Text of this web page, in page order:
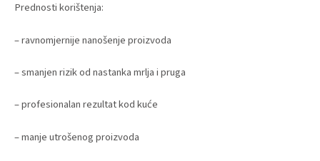
Prednosti korištenja:
– ravnomjernije nanošenje proizvoda
– smanjen rizik od nastanka mrlja i pruga
– profesionalan rezultat kod kuće
– manje utrošenog proizvoda